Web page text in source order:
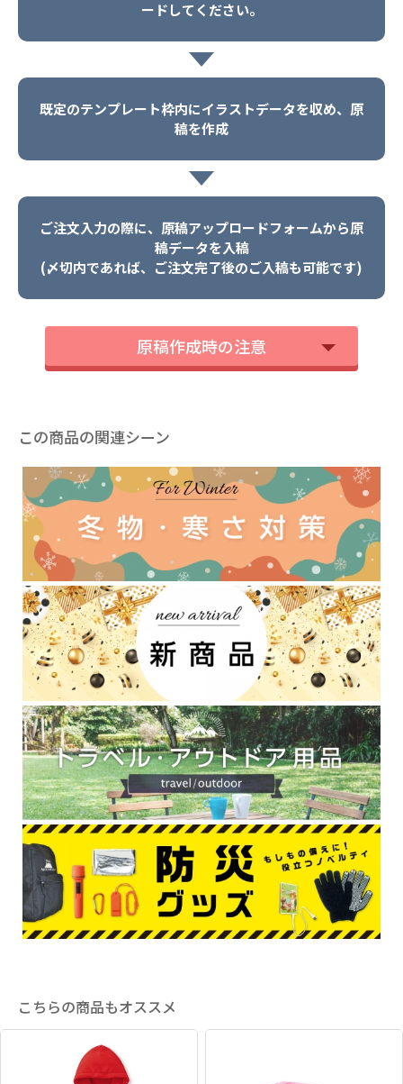
ードしてください。
既定のテンプレート枠内にイラストデータを収め、原
稿を作成
ご注文入力の際に、原稿アップロードフォームから原
稿データを入稿
(〆切内であれば、ご注文完了後のご入稿も可能です)
原稿作成時の注意
この商品の関連シーン
こちらの商品もオススメ